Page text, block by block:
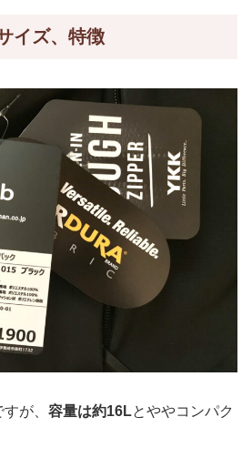
イズ、特徴
が、 容量は約16Lとややコンパク